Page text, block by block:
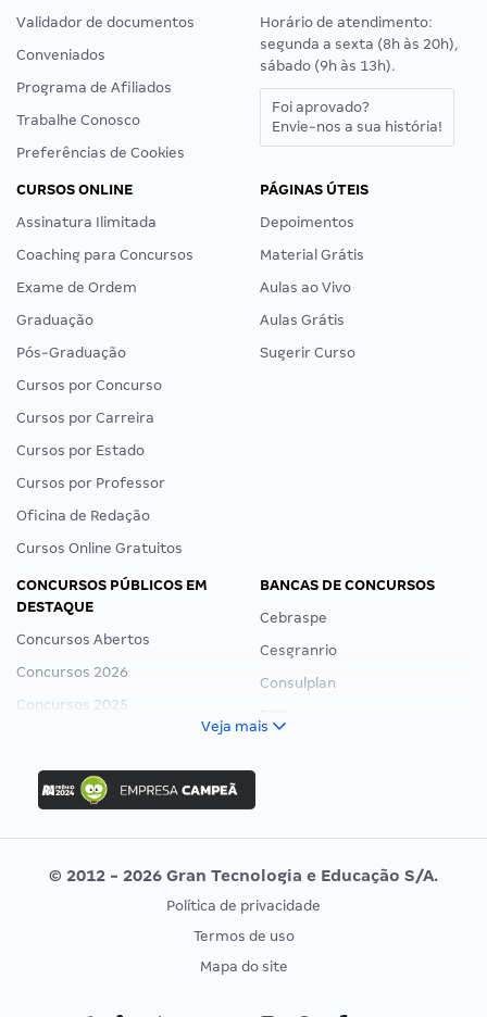
Validador de documentos
Conveniados
Programa de Afiliados
Trabalhe Conosco
Preferências de Cookies
Horário de atendimento:
segunda a sexta (8h às 20h),
sábado (9h às 13h).
Foi aprovado?
Envie-nos a sua história!
CURSOS ONLINE
Assinatura Ilimitada
Coaching para Concursos
Exame de Ordem
Graduação
Pós-Graduação
Cursos por Concurso
Cursos por Carreira
Cursos por Estado
Cursos por Professor
Oficina de Redação
Cursos Online Gratuitos
PÁGINAS ÚTEIS
Depoimentos
Material Grátis
Aulas ao Vivo
Aulas Grátis
Sugerir Curso
CONCURSOS PÚBLICOS EM
DESTAQUE
Concursos Abertos
Concursos 2026
Concursos 2025
Concurso Ibama
Concurso MPU
Editais publicados
BANCAS DE CONCURSOS
Cebraspe
Cesgranrio
Consulplan
Vunesp
CONCURSOS POR PROFISSÃO
Concursos Fiscais
EXAME DE ORDEM
Calendário OAB
Veja mais
© 2012 - 2026 Gran Tecnologia e Educação S/A.
Política de privacidade
Termos de uso
Mapa do site